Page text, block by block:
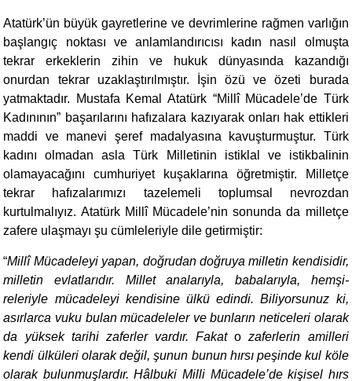
Atatürk’ün büyük gayretlerine ve devrimlerine rağmen varlığın
başlangıç noktası ve anlamlandırıcısı kadın nasıl olmuşta
tekrar erkeklerin zihin ve hukuk dünyasında kazandığı
onurdan tekrar uzaklaştırılmıştır. İşin özü ve özeti burada
yatmaktadır. Mustafa Kemal Atatürk “Millî Mücadele’de Türk
Kadınının” başarılarını hafızalara kazıyarak onları hak ettikleri
maddi ve manevi şeref madalyasına kavuşturmuştur. Türk
kadını olmadan asla Türk Milletinin istiklal ve istikbalinin
olamayacağını cumhuriyet kuşaklarına öğretmiştir. Milletçe
tekrar hafızalarımızı tazelemeli toplumsal nevrozdan
kurtulmalıyız. Atatürk Millî Mücadele’nin sonunda da milletçe
zafere ulaşmayı şu cümleleriyle dile getirmiştir:
“Millî Mücadeleyi yapan, doğrudan doğruya milletin kendi­sidir,
milletin evlatlarıdır. Millet analarıyla, babalarıyla, hemşi­
releriyle mücadeleyi kendisine ülkü edindi. Biliyorsunuz ki,
asır­larca vuku bulan mücadeleler ve bunların neticeleri olarak
da yüksek tarihi zaferler vardır. Fakatozaferlerin amilleri
kendi ülküleri olarak değil, şunun bunun hırsı peşinde kul köle
olarak bulunmuşlardır. Hâlbuki Milli Mücadele’de kişisel hırs